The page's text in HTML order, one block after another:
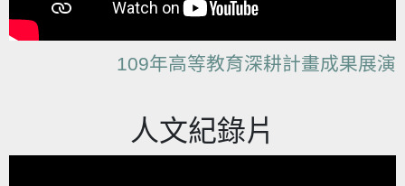
109年高等教育深耕計畫成果展演
人文紀錄片